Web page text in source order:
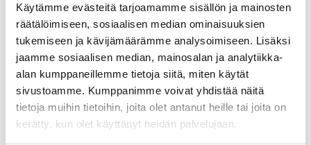
Käytämme evästeitä tarjoamamme sisällön ja mainosten
räätälöimiseen, sosiaalisen median ominaisuuksien
tukemiseen ja kävijämäärämme analysoimiseen. Lisäksi
jaamme sosiaalisen median, mainosalan ja analytiikka-
alan kumppaneillemme tietoja siitä, miten käytät
sivustoamme. Kumppanimme voivat yhdistää näitä
tietoja muihin tietoihin, joita olet antanut heille tai joita on
kerätty, kun olet käyttänyt heidän palvelujaan.
Ikkunoita kristilliseen spiritualiteettiin: Matkakumppanuuden päivä
runojen, taiteen ja luonnon äärellä 25.08.2026
Toimistoväen verkostotapaaminen
08.09.2026
Takaisin tapahtumiin